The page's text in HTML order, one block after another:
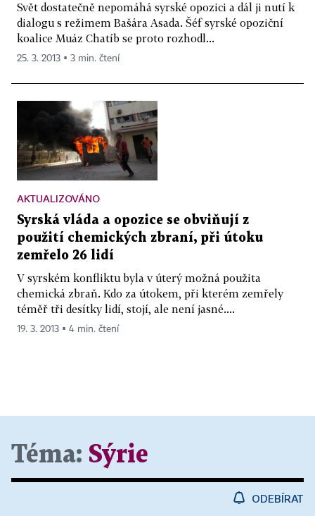
Svět dostatečně nepomáhá syrské opozici a dál ji nutí k
dialogu s režimem Bašára Asada. Šéf syrské opoziční
koalice Muáz Chatíb se proto rozhodl...
25. 3. 2013 ▪ 3 min. čtení
AKTUALIZOVÁNO
Syrská vláda a opozice se obviňují z
použití chemických zbraní, při útoku
zemřelo 26 lidí
V syrském konfliktu byla v úterý možná použita
chemická zbraň. Kdo za útokem, při kterém zemřely
téměř tři desítky lidí, stojí, ale není jasné....
19. 3. 2013 ▪ 4 min. čtení
Téma: Sýrie
ODEBÍRAT